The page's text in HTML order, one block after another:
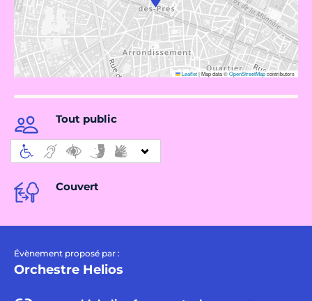
Leaflet|Map data ©OpenStreetMapcontributors
Tout public
Couvert
Évènement proposé par :
Orchestre Helios